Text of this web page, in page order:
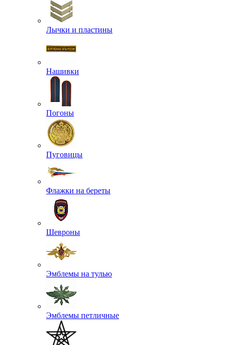
Лычки и пластины
Нашивки
Погоны
Пуговицы
Флажки на береты
Шевроны
Эмблемы на тулью
Эмблемы петличные